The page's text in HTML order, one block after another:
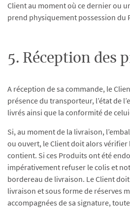
Client au moment où ce dernier ou
prend physiquement possession du
5. Réception des
A réception de sa commande, le
présence du transporteur, l’état de
livrés ainsi que la conformité de
Si, au moment de la livraison,
ou ouvert, le Client doit alors vérifier
contient. Si ces Produits ont été
impérativement refuser le colis et
bordereau de livraison. Le Client
livraison et sous forme de réserves
accompagnées de sa signature,